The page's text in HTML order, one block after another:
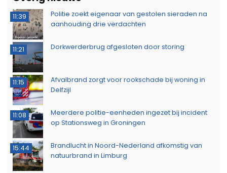
11:39
Politie zoekt eigenaar van gestolen sieraden na
aanhouding drie verdachten
11:21 Dorkwerderbrug afgesloten door storing
11:15
Afvalbrand zorgt voor rookschade bij woning in
Delfzijl
11:08
Meerdere politie-eenheden ingezet bij incident
op Stationsweg in Groningen
15:44
Brandlucht in Noord-Nederland afkomstig van
natuurbrand in Limburg